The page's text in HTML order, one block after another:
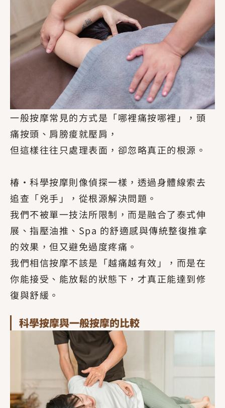
一般按摩常見的方式是「哪裡痛按哪裡」，頭
痛按頭、肩膀痠就壓肩，
但這樣往往只處理表面，卻忽略真正的根源。
椿·科學按摩則像偵探一樣，透過身體線索去
追查「兇手」，從根源解決問題。
我們不被單一技法所限制，而是融合了泰式伸
展、指壓油推、Spa 的舒適感與傳統整復推拿
的效果，但又避免過度疼痛。
我們相信按摩不該是「越痛越有效」，而是在
你能接受、能放鬆的狀態下，才真正能達到修
復與舒緩。
科學按摩與一般按摩的比較